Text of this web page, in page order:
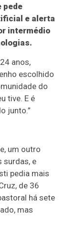
pede
e alerta
intermédio
anos,
escolhido
do
tive. E é
junto.”
um outro
surdas, e
pedia mais
de 36
há sete
mas